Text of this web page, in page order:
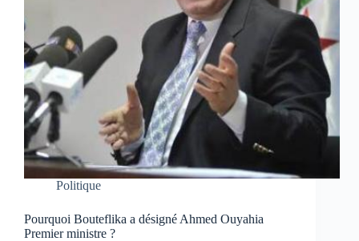
Politique
Pourquoi Bouteflika a désigné Ahmed Ouyahia
Premier ministre ?